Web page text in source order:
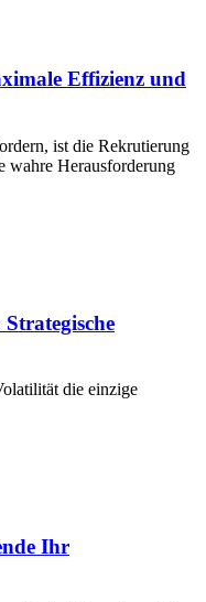
Effizienz und
ist die Rekrutierung
wahre Herausforderung
die einzige
Ihr